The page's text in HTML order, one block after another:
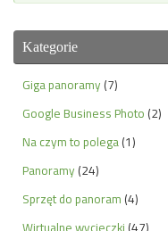
Kategorie
Giga panoramy (7)
Google Business Photo (2)
Na czym to polega (1)
Panoramy (24)
Sprzęt do panoram (4)